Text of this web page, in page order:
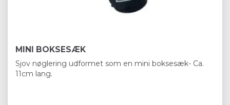
MINI BOKSESÆK
Sjov nøglering udformet som en mini boksesæk- Ca.
11cm lang.